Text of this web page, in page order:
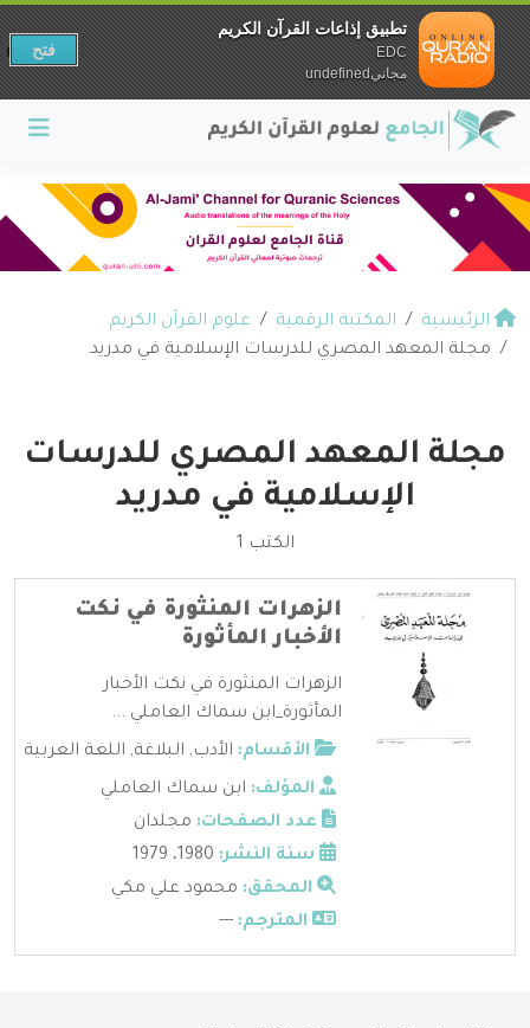
الرئيسية المكتبة الرقمية
علوم القرآن الكريم
مجلة المعهد المصري للدرسات الإسلامية في مدريد
مجلة المعهد المصري للدرسات
الإسلامية في مدريد
الكتب 1
الزهرات المنثورة في نكت
الأخبار المأثورة
الزهرات المنثورة في نكت الأخبار
المأثورة_ابن سماك العاملي ...
الأقسام: الأدب, البلاغة, اللغة العربية
المؤلف: ابن سماك العاملي
عدد الصفحات: مجلدان
سنة النشر:
المحقق: محمود علي مكي
المترجم: ---
تطبيق إذاعات القرآن الكريم
EDC
مجانيundefined
فتح